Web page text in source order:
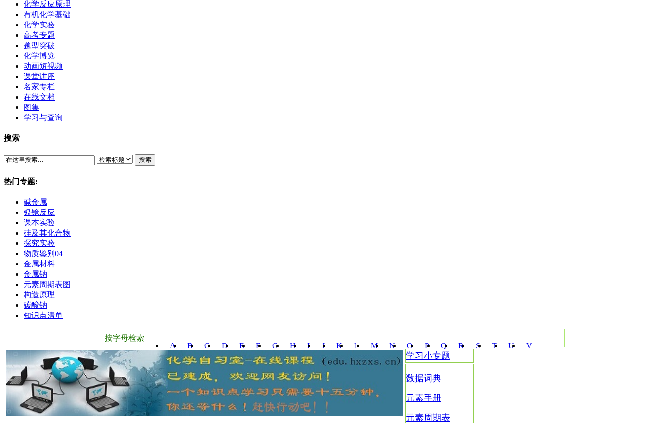
化学反应原理
有机化学基础
化学实验
高考专题
题型突破
化学博览
动画短视频
课堂讲座
名家专栏
在线文档
图集
学习与查询
搜索
搜索
热门专题:
碱金属
银镜反应
课本实验
硅及其化合物
探究实验
物质鉴别04
金属材料
金属钠
元素周期表图
构造原理
碳酸钠
知识点清单
按字母检索
A
B C D E F G H I J K L M N O P Q R S T U V
W X Y Z
学习小专题
数据词典
元素手册
元素周期表